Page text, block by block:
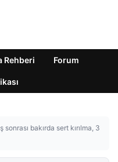
Rehberi Forum
sonrası bakırda sert kırılma, 3